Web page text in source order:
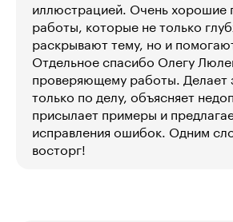
иллюстрацией. Очень хорошие
работы, которые не только
раскрывают тему, но и
Отдельное спасибо Олегу
проверяющему работы. Делает
только по делу, объясняет
присылает примеры и
исправления ошибок. Одним
восторг!